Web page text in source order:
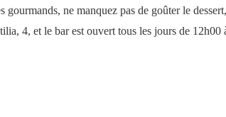
gourmands, ne manquez pas de goûter le
4, et le bar est ouvert tous les jours de 12h00